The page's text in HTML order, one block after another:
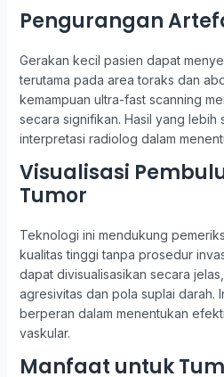
Pengurangan
Gerakan kecil pasien dapat
terutama pada area toraks dan
kemampuan ultra-fast scanning
secara signifikan. Hasil yang lebih
interpretasi radiolog dalam
Visualisasi
Tumor
Teknologi ini mendukung
kualitas tinggi tanpa prosedur
dapat divisualisasikan secara
agresivitas dan pola suplai darah.
berperan dalam menentukan
vaskular.
Manfaat untuk